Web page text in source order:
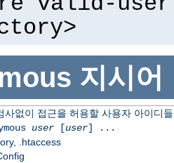
지시어
사없이 접근을 허용할 사용자 아이디
user[user] ...
.htaccess